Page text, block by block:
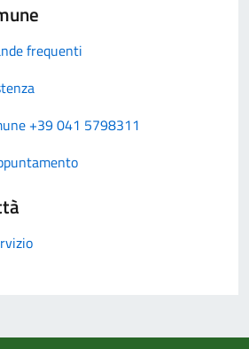
frequenti
+39 041 5798311